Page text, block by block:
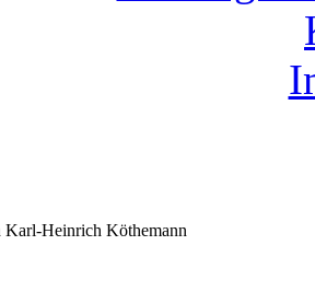
Karl-Heinrich Köthemann